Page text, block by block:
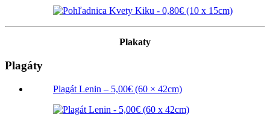
Plakaty
Plagáty
Plagát Lenin – 5,00€ (60 × 42cm)